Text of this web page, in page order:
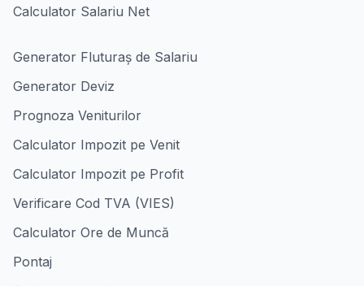
Calculator Salariu Net
Generator Fluturaș de Salariu
Generator Deviz
Prognoza Veniturilor
Calculator Impozit pe Venit
Calculator Impozit pe Profit
Verificare Cod TVA (VIES)
Calculator Ore de Muncă
Pontaj